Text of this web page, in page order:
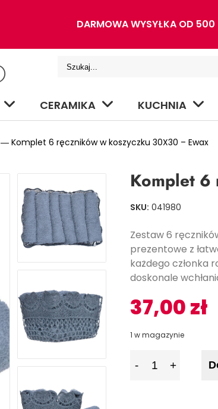
DARMOWA WYSYŁKA OD 500
CERAMIKA KUCHNIA
― Komplet 6 ręczników w koszyczku 30X30 – Ewax
Komplet 6
SKU: 041980
Zestaw 6
prezentowe z
każdego członka
doskonale
37,00zł
1 w magazynie